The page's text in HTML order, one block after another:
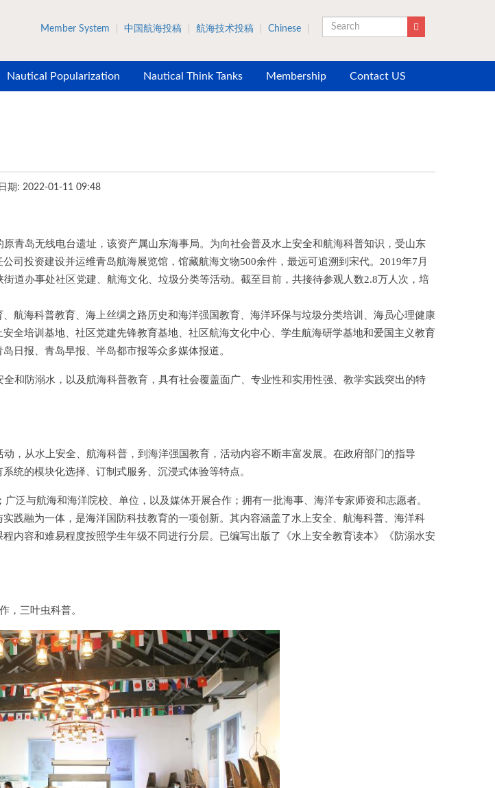
Member System 中国航海投稿 航海技术投稿
Chinese
Nautical Popularization Nautical Think Tanks Membership Contact US
期: 2022-01-11 09:48
青岛无线电台遗址，该资产属山东海事局。为向社会普及水上安全和航海科普知识，受山东
司投资建设并运维青岛航海展览馆，馆藏航海文物500余件，最远可追溯到宋代。2019年7月
道办事处社区党建、航海文化、垃圾分类等活动。截至目前，共接待参观人数2.8万人次，培
航海科普教育、海上丝绸之路历史和海洋强国教育、海洋环保与垃圾分类培训、海员心理健康
全培训基地、社区党建先锋教育基地、社区航海文化中心、学生航海研学基地和爱国主义教育
日报、青岛早报、半岛都市报等众多媒体报道。
和防溺水，以及航海科普教育，具有社会覆盖面广、专业性和实用性强、教学实践突出的特
，从水上安全、航海科普，到海洋强国教育，活动内容不断丰富发展。在政府部门的指导
统的模块化选择、订制式服务、沉浸式体验等特点。
泛与航海和海洋院校、单位，以及媒体开展合作；拥有一批海事、海洋专家师资和志愿者。
践融为一体，是海洋国防科技教育的一项创新。其内容涵盖了水上安全、航海科普、海洋科
内容和难易程度按照学生年级不同进行分层。已编写出版了《水上安全教育读本》《防溺水安
，三叶虫科普。